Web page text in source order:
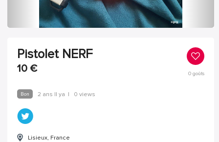
Pistolet NERF
10 € 0goûts
Bon 2 ans Il ya | 0 views
Lisieux, France